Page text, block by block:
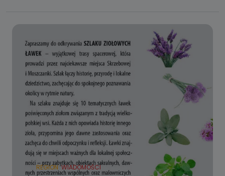
REGION WIADOMOŚCI